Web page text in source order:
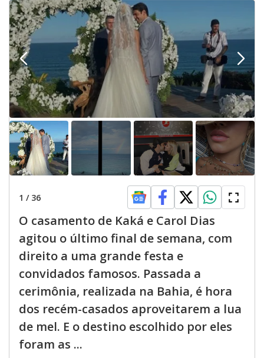
1 / 36
O casamento de Kaká e Carol Dias
agitou o último final de semana, com
direito a uma grande festa e
convidados famosos. Passada a
cerimônia, realizada na Bahia, é hora
dos recém-casados aproveitarem a lua
de mel. E o destino escolhido por eles
foram as ...